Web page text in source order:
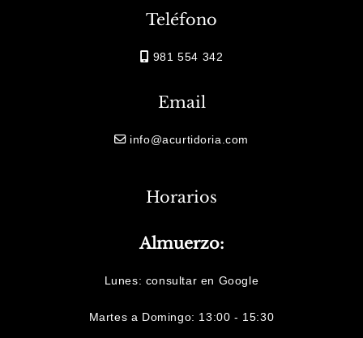
Teléfono
981 554 342
Email
info@acurtidoria.com
Horarios
Almuerzo:
Lunes: consultar en Google
Martes a Domingo: 13:00 - 15:30